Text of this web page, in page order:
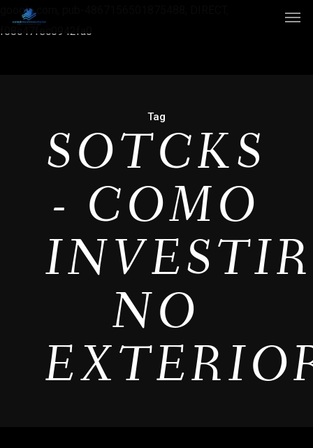
google.com, pub-4867156501875488, DIRECT,
f08c47fec0942fa0
Tag
SOTCKS
- COMO
INVESTIR
NO